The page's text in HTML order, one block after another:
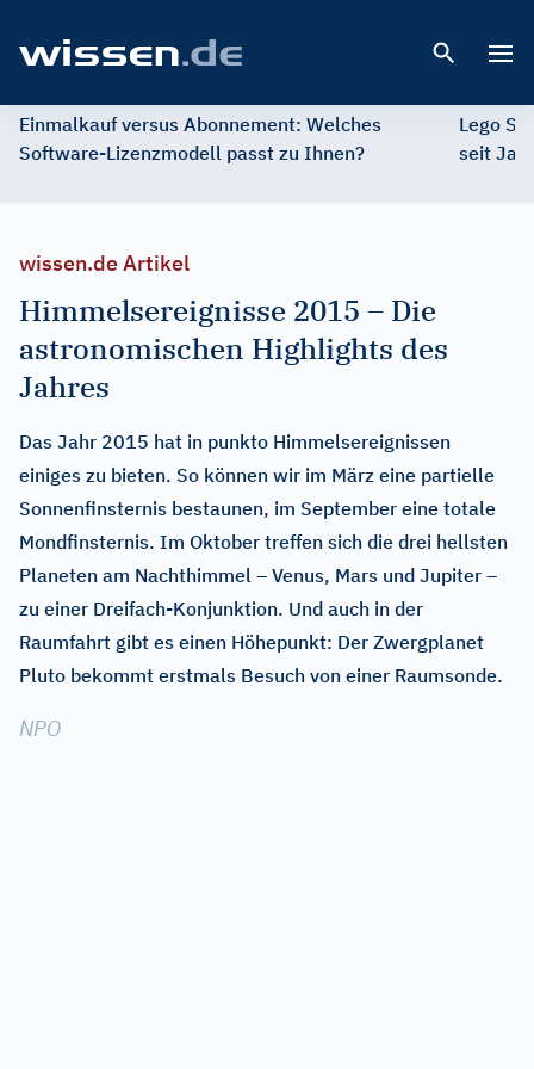
Einmalkauf versus Abonnement: Welches
Software-Lizenzmodell passt zu Ihnen?
Lego
seit
wissen.de Artikel
Himmelsereignisse 2015 – Die
astronomischen Highlights des
Jahres
Das Jahr 2015 hat in punkto Himmelsereignissen
einiges zu bieten. So können wir im März eine partielle
Sonnenfinsternis bestaunen, im September eine totale
Mondfinsternis. Im Oktober treffen sich die drei hellsten
Planeten am Nachthimmel – Venus, Mars und Jupiter –
zu einer Dreifach-Konjunktion. Und auch in der
Raumfahrt gibt es einen Höhepunkt: Der Zwergplanet
Pluto bekommt erstmals Besuch von einer Raumsonde.
NPO